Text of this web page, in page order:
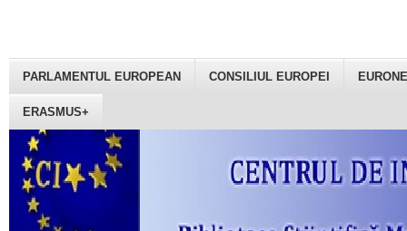
PARLAMENTUL EUROPEAN CONSILIUL EUROPEI
ERASMUS+